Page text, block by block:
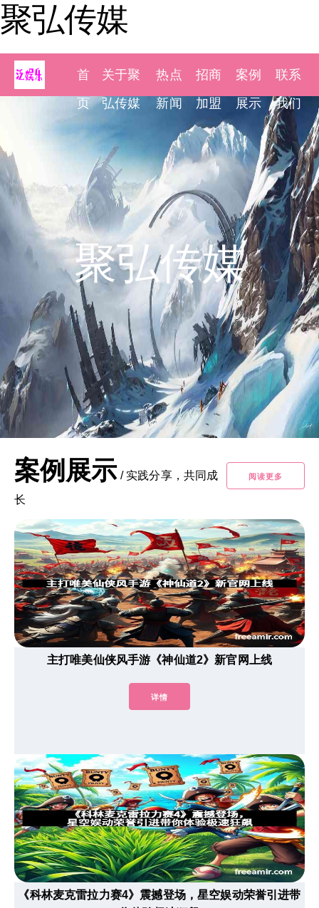
聚弘传媒
首
页
关于聚
弘传媒
热点
新闻
招商
加盟
案例
展示
联系
我们
聚弘传媒
案例展示 / 实践分享，共同成
长
阅读更多
主打唯美仙侠风手游《神仙道2》新官网上线
详情
《科林麦克雷拉力赛4》震撼登场，星空娱动荣誉引进带